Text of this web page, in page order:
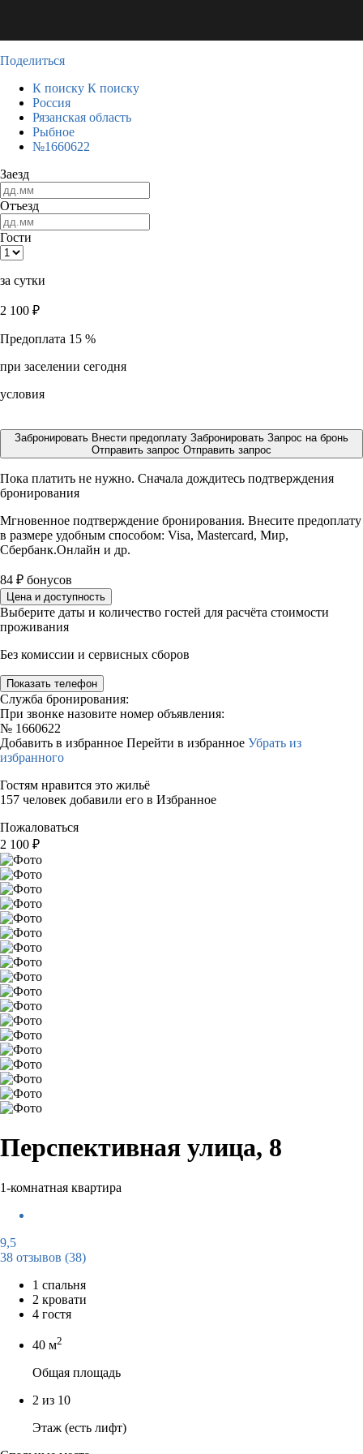
Поделиться
К поиску К поиску
Россия
Рязанская область
Рыбное
№1660622
Заезд
Отъезд
Гости
за сутки
2 100 ₽
Предоплата 15 %
при заселении сегодня
условия
Забронировать Внести предоплату Забронировать Запрос на бронь
Отправить запрос Отправить запрос
Пока платить не нужно. Сначала дождитесь подтверждения
бронирования
Мгновенное подтверждение бронирования. Внесите предоплату
в размере удобным способом: Visa, Mastercard, Мир,
Сбербанк.Онлайн и др.
84 ₽ бонусов
Цена и доступность
Выберите даты и количество гостей для расчёта стоимости
проживания
Без комиссии и сервисных сборов
Показать телефон
Служба бронирования:
При звонке назовите номер объявления:
№ 1660622
Добавить в избранное Перейти в избранное Убрать из
избранного
Гостям нравится это жильё
157 человек добавили его в Избранное
Пожаловаться
2 100 ₽
Перспективная улица, 8
1-комнатная квартира
9,5
38 отзывов (38)
1 спальня
2 кровати
4 гостя
40 м2
Общая площадь
2 из 10
Этаж (есть лифт)